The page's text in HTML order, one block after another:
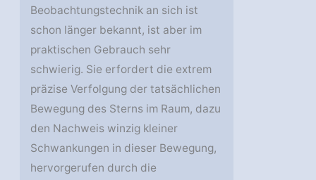
Beobachtungstechnik an sich ist
schon länger bekannt, ist aber im
praktischen Gebrauch sehr
schwierig. Sie erfordert die extrem
präzise Verfolgung der tatsächlichen
Bewegung des Sterns im Raum, dazu
den Nachweis winzig kleiner
Schwankungen in dieser Bewegung,
hervorgerufen durch die